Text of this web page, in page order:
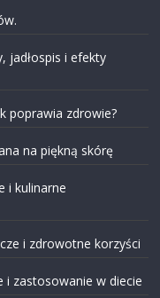
jadłospis i efekty
poprawia zdrowie?
na piękną skórę
i kulinarne
i zdrowotne korzyści
i zastosowanie w diecie